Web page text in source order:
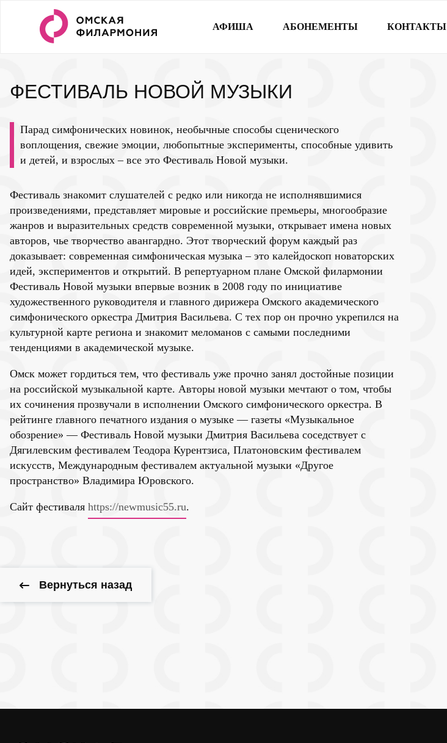
АФИША АБОНЕМЕНТЫ КОНТАКТЫ
ФЕСТИВАЛЬ НОВОЙ МУЗЫКИ
Парад симфонических новинок, необычные способы сценического
воплощения, свежие эмоции, любопытные эксперименты, способные удивить
и детей, и взрослых – все это Фестиваль Новой музыки.
Фестиваль знакомит слушателей с редко или никогда не исполнявшимися
произведениями, представляет мировые и российские премьеры, многообразие
жанров и выразительных средств современной музыки, открывает имена новых
авторов, чье творчество авангардно. Этот творческий форум каждый раз
доказывает: современная симфоническая музыка – это калейдоскоп новаторских
идей, экспериментов и открытий. В репертуарном плане Омской филармонии
Фестиваль Новой музыки впервые возник в 2008 году по инициативе
художественного руководителя и главного дирижера Омского академического
симфонического оркестра Дмитрия Васильева. С тех пор он прочно укрепился на
культурной карте региона и знакомит меломанов с самыми последними
тенденциями в академической музыке.
Омск может гордиться тем, что фестиваль уже прочно занял достойные позиции
на российской музыкальной карте. Авторы новой музыки мечтают о том, чтобы
их сочинения прозвучали в исполнении Омского симфонического оркестра. В
рейтинге главного печатного издания о музыке — газеты «Музыкальное
обозрение» — Фестиваль Новой музыки Дмитрия Васильева соседствует с
Дягилевским фестивалем Теодора Курентзиса, Платоновским фестивалем
искусств, Международным фестивалем актуальной музыки «Другое
пространство» Владимира Юровского.
Сайт фестиваля https://newmusic55.ru.
Вернуться назад